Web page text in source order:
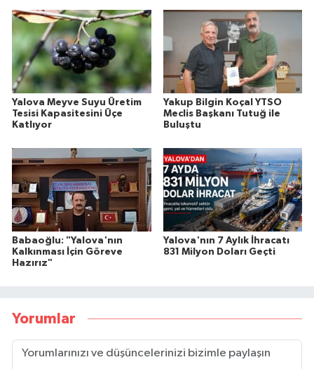
Yalova Meyve Suyu Üretim
Tesisi Kapasitesini Üçe
Katlıyor
Yakup Bilgin Koçal YTSO
Meclis Başkanı Tutuğ ile
Buluştu
Babaoğlu: "Yalova'nın
Kalkınması İçin Göreve
Hazırız"
Yalova'nın 7 Aylık İhracatı
831 Milyon Doları Geçti
Yorumlar